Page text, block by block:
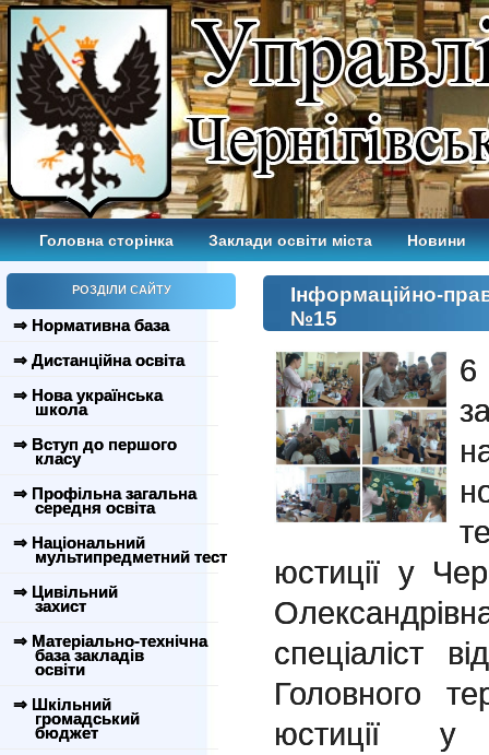
Головна сторінка Заклади освіти міста Новини
РОЗДІЛИ САЙТУ
⇒ Нормативна база
⇒ Дистанційна освіта
⇒ Нова українська
школа
⇒ Вступ до першого
класу
⇒ Профільна загальна
середня освіта
⇒ Національний
мультипредметний тест
⇒ Цивільний
захист
⇒ Матеріально-технічна
база закладів
освіти
⇒ Шкільний
громадський
бюджет
Інформаційно-
№15
6
юстиції у
спеціаліст
Головного
юстиції у